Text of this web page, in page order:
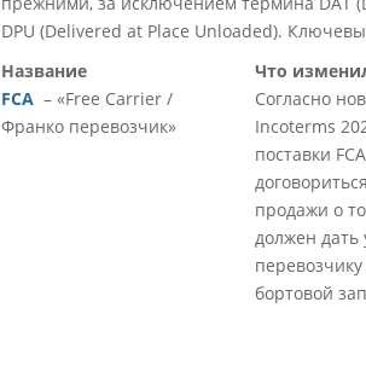
DPU (Delivered at Place Unloaded).
Название
Что
FCA – «Free Carrier /
Франко перевозчик»
Согласно
Incoterms
поставки
продажи о
должен дать
бортовой